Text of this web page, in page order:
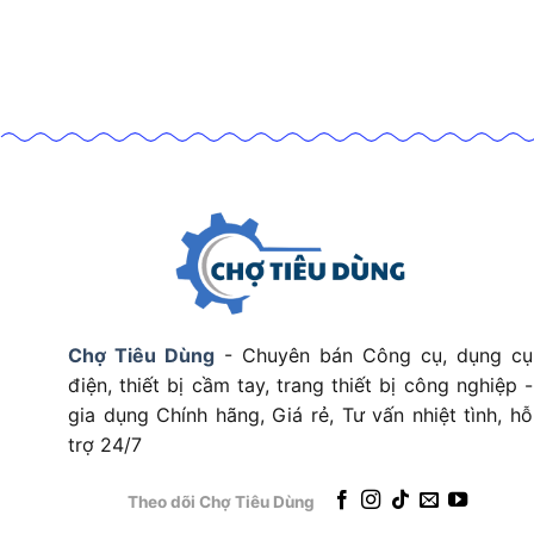
Chợ Tiêu Dùng - Chuyên bán Công cụ, dụng cụ
điện, thiết bị cầm tay, trang thiết bị công nghiệp -
gia dụng Chính hãng, Giá rẻ, Tư vấn nhiệt tình, hỗ
trợ 24/7
Theo dõi Chợ Tiêu Dùng